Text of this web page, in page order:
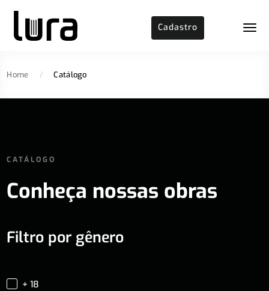
Cadastro
Home / Catálogo
CATÁLOGO
Conheça nossas obras
Filtro por gênero
+ 18